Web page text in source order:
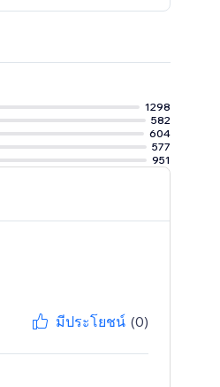
1298
582
604
577
951
มีประโยชน์ (0)